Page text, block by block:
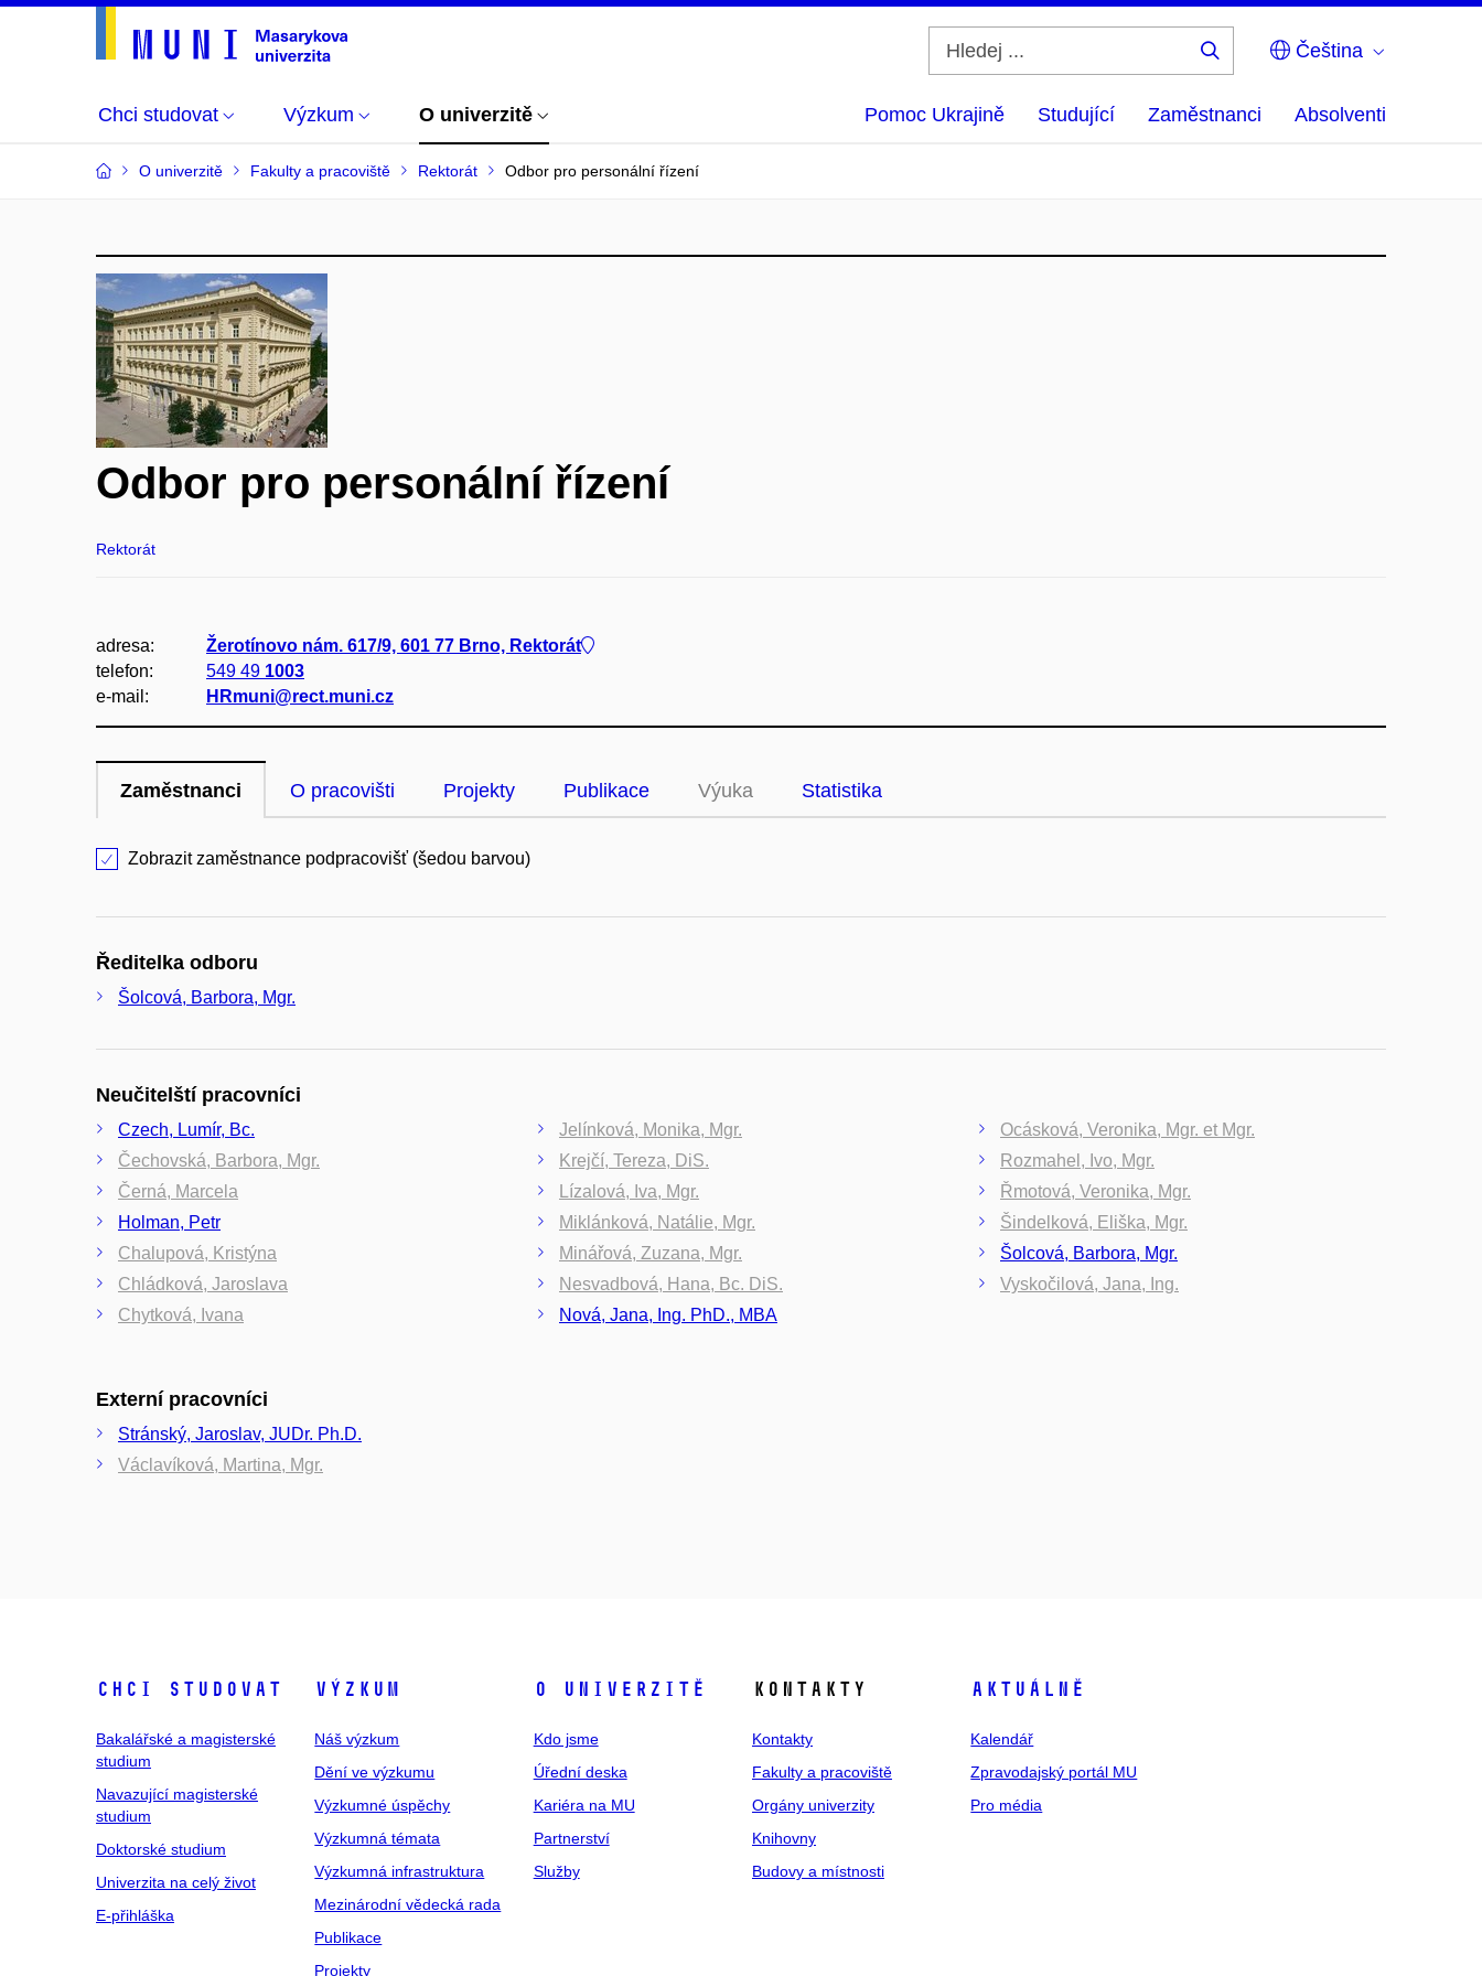
Čeština
Chci studovat Výzkum O univerzitě Pomoc Ukrajině Studující Zaměstnanci Absolventi
O univerzitě Fakulty a pracoviště Rektorát Odbor pro personální řízení
Odbor pro personální řízení
Rektorát
adresa:
Žerotínovo nám. 617/9, 601 77 Brno, Rektorát
telefon:
549 49 1003
e-mail:
HRmuni@rect.muni.cz
Zaměstnanci O pracovišti Projekty Publikace Výuka Statistika
Zobrazit zaměstnance podpracovišť (šedou barvou)
Ředitelka odboru
Šolcová, Barbora, Mgr.
Neučitelští pracovníci
Czech, Lumír, Bc.
Čechovská, Barbora, Mgr.
Černá, Marcela
Holman, Petr
Chalupová, Kristýna
Chládková, Jaroslava
Chytková, Ivana
Jelínková, Monika, Mgr.
Krejčí, Tereza, DiS.
Lízalová, Iva, Mgr.
Miklánková, Natálie, Mgr.
Minářová, Zuzana, Mgr.
Nesvadbová, Hana, Bc. DiS.
Nová, Jana, Ing. PhD., MBA
Ocásková, Veronika, Mgr. et Mgr.
Rozmahel, Ivo, Mgr.
Řmotová, Veronika, Mgr.
Šindelková, Eliška, Mgr.
Šolcová, Barbora, Mgr.
Vyskočilová, Jana, Ing.
Externí pracovníci
Stránský, Jaroslav, JUDr. Ph.D.
Václavíková, Martina, Mgr.
Chci studovat
Bakalářské a magisterské
studium
Navazující magisterské
studium
Doktorské studium
Univerzita na celý život
E-přihláška
Výzkum
Náš výzkum
Dění ve výzkumu
Výzkumné úspěchy
Výzkumná témata
Výzkumná infrastruktura
Mezinárodní vědecká rada
Publikace
Projekty
O univerzitě
Kdo jsme
Úřední deska
Kariéra na MU
Partnerství
Služby
Kontakty
Kontakty
Fakulty a pracoviště
Orgány univerzity
Knihovny
Budovy a místnosti
Aktuálně
Kalendář
Zpravodajský portál MU
Pro média